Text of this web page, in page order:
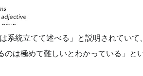
系統立てて述べる」と説明されていて
は極めて難しいとわかっている」と